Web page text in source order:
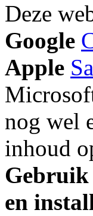
Deze
Google
Apple
nog wel
inhoud
Gebruik
en